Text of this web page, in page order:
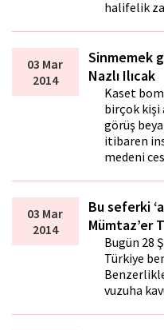
halifelik
03 Mar
2014
Sinmemek
Nazlı Ilıcak
Kaset
birçok kişi
görüş
itibaren
medeni
03 Mar
2014
Bu seferki
Mümtaz’er
Bugün 28
Türkiye
vuzuha